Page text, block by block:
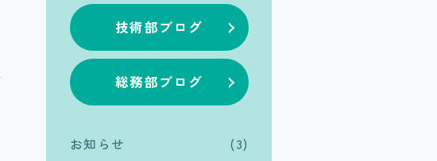
技術部ブログ
総務部ブログ
お知らせ
(3)